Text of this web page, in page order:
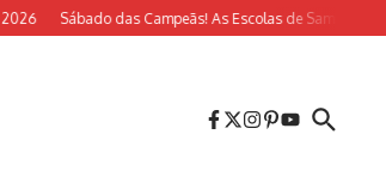
Sábado das Campeãs! As Escolas de Samba do Rio